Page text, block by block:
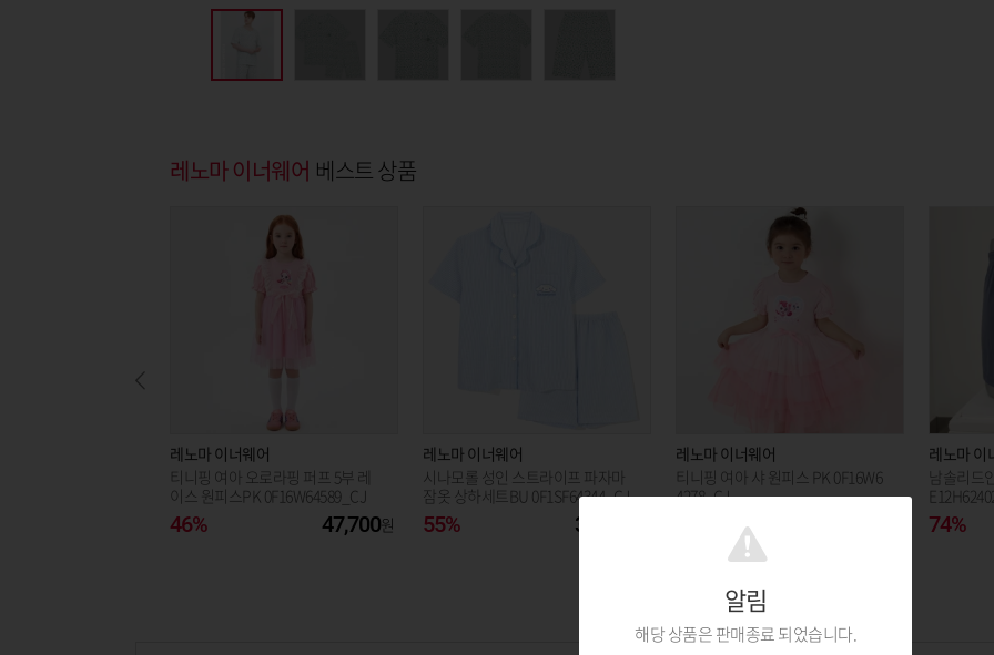
레노마 이너웨어 베스트 상품
레노마 이너웨어
티니핑 여아 오로라핑 퍼프 5부 레
이스 원피스PK 0F16W64589_CJ
46% 47,700
레노마 이너웨어
시나모롤 성인 스트라이프 파자마
잠옷 상하세트BU 0F1SF64344_CJ
55% 35,550
레노마 이너웨어
티니핑 여아 샤 원피스 PK 0F16W6
4278_CJ
레노마 이
남솔리드
74%
알림
해당 상품은 판매종료 되었습니다.